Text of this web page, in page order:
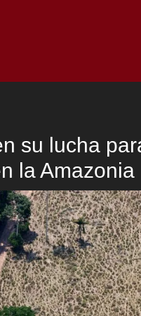
su lucha
la Amazonia